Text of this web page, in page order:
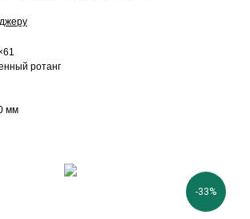
ротанг
мм
-33%